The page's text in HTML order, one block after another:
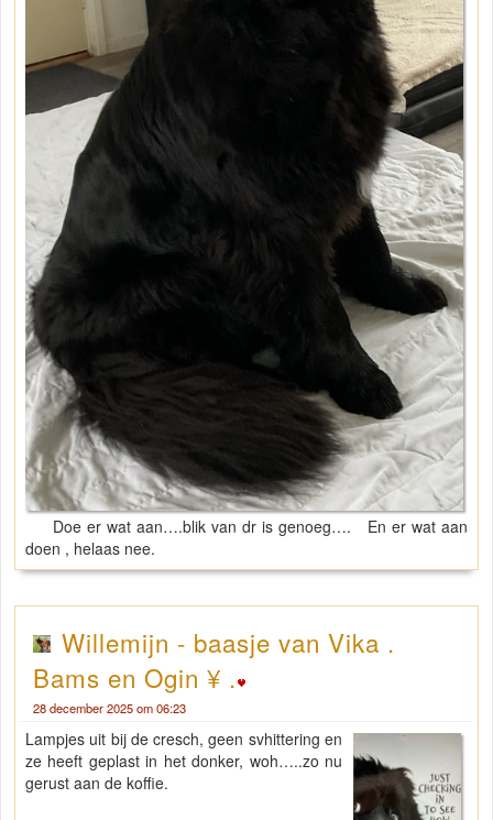
Doe er wat aan….blik van dr is genoeg…. En er wat aan
doen , helaas nee.
Willemijn - baasje van Vika .
Bams en Ogin ¥ .
28 december 2025 om 06:23
Lampjes uit bij de cresch, geen svhittering en
ze heeft geplast in het donker, woh…..zo nu
gerust aan de koffie.